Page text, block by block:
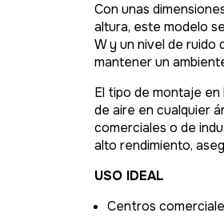
Con unas
altura, este modelo
W y un nivel de ruido
mantener un
El tipo de montaje
de aire en cualquier
comerciales o de
alto rendimiento,
USO IDEAL
Centros